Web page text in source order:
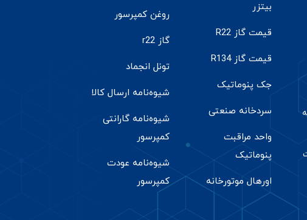
بیتزر
قیمت گاز R22
قیمت گاز R134
جک پنوماتیک
سردخانه صنعتی
واحد مراقبت
پنوماتیک
اورهال موتورخانه
روغن کمپرسور
گاز r22
تونل انجماد
شیوه‌نامه ارسال کالا
شیوه‌نامه گارانتی
کمپرسور
شیوه‌نامه عودت
کمپرسور